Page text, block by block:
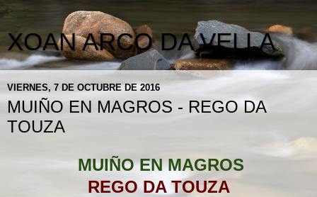
XOAN ARCO DA VELLA
VIERNES, 7 DE OCTUBRE DE 2016
MUIÑO EN MAGROS - REGO DA
TOUZA
MUIÑO EN MAGROS
REGO DA TOUZA